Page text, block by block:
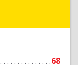
68
г, Солнечная